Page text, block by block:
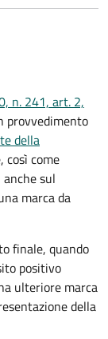
n. 241, art. 2,
provvedimento
della
così come
sul
marca da
finale, quando
positivo
ulteriore marca
della